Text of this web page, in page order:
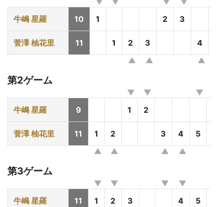
牛嶋 星羅 10 1 2 3
菅澤 柚花里 11 1 2 3 4
第2ゲーム
牛嶋 星羅 9 1 2
菅澤 柚花里 11 1 2 3 4 5
第3ゲーム
牛嶋 星羅 11 1 2 3 4 5